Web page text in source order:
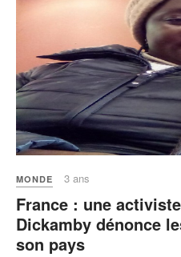
MONDE 3 ans
France : une
Dickamby dénonce
son pays